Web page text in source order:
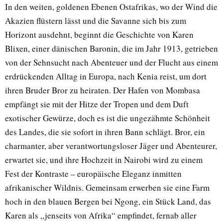
In den weiten, goldenen Ebenen Ostafrikas, wo der Wind die
Akazien flüstern lässt und die Savanne sich bis zum
Horizont ausdehnt, beginnt die Geschichte von Karen
Blixen, einer dänischen Baronin, die im Jahr 1913, getrieben
von der Sehnsucht nach Abenteuer und der Flucht aus einem
erdrückenden Alltag in Europa, nach Kenia reist, um dort
ihren Bruder Bror zu heiraten. Der Hafen von Mombasa
empfängt sie mit der Hitze der Tropen und dem Duft
exotischer Gewürze, doch es ist die ungezähmte Schönheit
des Landes, die sie sofort in ihren Bann schlägt. Bror, ein
charmanter, aber verantwortungsloser Jäger und Abenteurer,
erwartet sie, und ihre Hochzeit in Nairobi wird zu einem
Fest der Kontraste – europäische Eleganz inmitten
afrikanischer Wildnis. Gemeinsam erwerben sie eine Farm
hoch in den blauen Bergen bei Ngong, ein Stück Land, das
Karen als „jenseits von Afrika“ empfindet, fernab aller